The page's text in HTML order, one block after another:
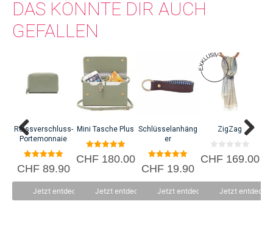
DAS KÖNNTE DIR AUCH
GEFALLEN
Reissverschluss-
Portemonnaie
5.00
von 5
CHF89.90
Jetzt entdecken
Mini Tasche Plus
5.00
von 5
CHF180.00
Jetzt entdecken
Schlüsselanhäng
er
5.00
von 5
CHF19.90
Jetzt entdecken
ZigZag
0
v
CHF169.00
Jetzt